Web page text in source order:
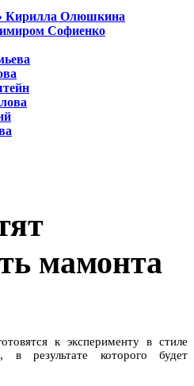
Кирилла Олюшкина
Софиенко
мамонта
к эксперименту в стиле
результате которого будет